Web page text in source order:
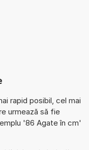
rapid posibil, cel mai
urmează să fie
'86 Agate în cm'